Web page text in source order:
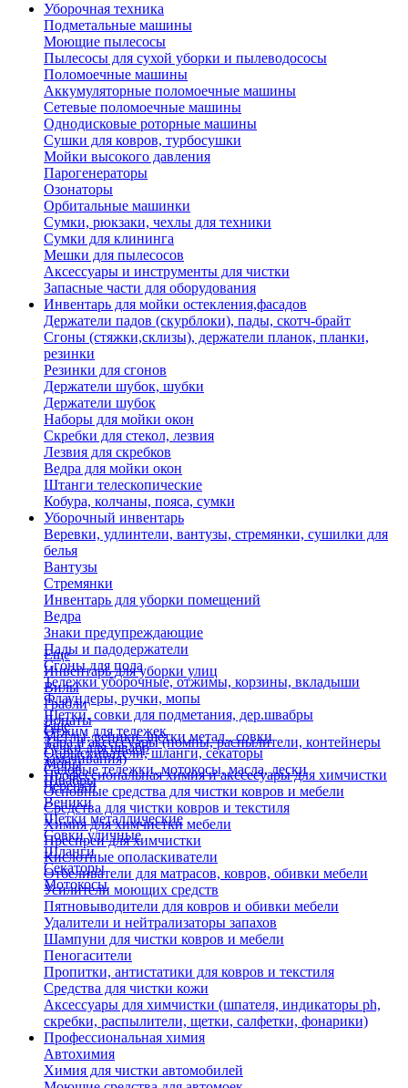
Уборочная техника
Подметальные машины
Моющие пылесосы
Пылесосы для сухой уборки и пылеводососы
Поломоечные машины
Аккумуляторные поломоечные машины
Сетевые поломоечные машины
Однодисковые роторные машины
Сушки для ковров, турбосушки
Мойки высокого давления
Парогенераторы
Озонаторы
Орбитальные машинки
Сумки, рюкзаки, чехлы для техники
Сумки для клининга
Мешки для пылесосов
Аксессуары и инструменты для чистки
Запасные части для оборудования
Инвентарь для мойки остекления,фасадов
Держатели падов (скурблоки), пады, скотч-брайт
Сгоны (стяжки,склизы), держатели планок, планки,
резинки
Резинки для сгонов
Держатели шубок, шубки
Держатели шубок
Наборы для мойки окон
Скребки для стекол, лезвия
Лезвия для скребков
Ведра для мойки окон
Штанги телескопические
Кобура, колчаны, пояса, сумки
Уборочный инвентарь
Веревки, удлинтели, вантузы, стремянки, сушилки для
белья
Вантузы
Стремянки
Инвентарь для уборки помещений
Ведра
Знаки предупреждающие
Пады и падодержатели
Сгоны для пола
Тележки уборочные, отжимы, корзины, вкладыши
Флаундеры, ручки, мопы
Щетки, совки для подметания, дер.швабры
Отжим для тележек
Ручки для швабр
Мопы
Швабры
Еще
Инвентарь для уборки улиц
Вилы
Грабли
Лопаты
Метлы, веники, щетки метал., совки
Опрыскиватели, шланги, секаторы
Садовые тележки, мотокосы, масла, лески
Черенки
Веники
Щетки металлические
Совки уличные
Шланги
Секаторы
Мотокосы
Еще
Тара и аксессуары (помпы, распылители, контейнеры
замачивания)
Профессиональная химия и акссесуары для химчистки
Основные средства для чистки ковров и мебели
Средства для чистки ковров и текстиля
Химия для химчистки мебели
Преспреи для химчистки
Кислотные ополаскиватели
Отбеливатели для матрасов, ковров, обивки мебели
Усилители моющих средств
Пятновыводители для ковров и обивки мебели
Удалители и нейтрализаторы запахов
Шампуни для чистки ковров и мебели
Пеногасители
Пропитки, антистатики для ковров и текстиля
Средства для чистки кожи
Аксессуары для химчистки (шпателя, индикаторы ph,
скребки, распылители, щетки, салфетки, фонарики)
Профессиональная химия
Автохимия
Химия для чистки автомобилей